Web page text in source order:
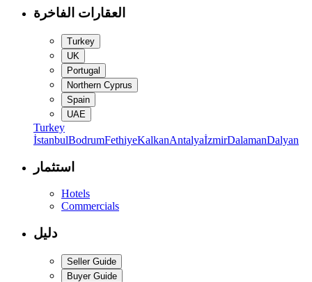
العقارات الفاخرة
Turkey
UK
Portugal
Northern Cyprus
Spain
UAE
Turkey
İstanbulBodrumFethiyeKalkanAntalyaİzmirDalamanDalyan
استثمار
Hotels
Commercials
دليل
Seller Guide
Buyer Guide